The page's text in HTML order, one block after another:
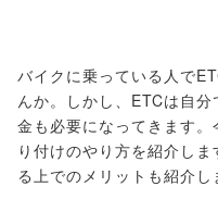
バイクに乗っている人で
んか。しかし、ETCは自
金も必要になってきます
り付けのやり方を紹介し
る上でのメリットも紹介し